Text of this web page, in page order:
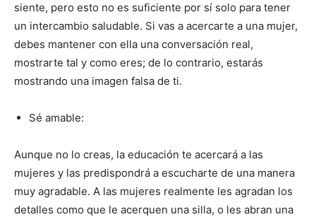
siente, pero esto no es suficiente por sí solo para tener
un intercambio saludable. Si vas a acercarte a una mujer,
debes mantener con ella una conversación real,
mostrarte tal y como eres; de lo contrario, estarás
mostrando una imagen falsa de ti.
Sé amable:
Aunque no lo creas, la educación te acercará a las
mujeres y las predispondrá a escucharte de una manera
muy agradable. A las mujeres realmente les agradan los
detalles como que le acerquen una silla, o les abran una